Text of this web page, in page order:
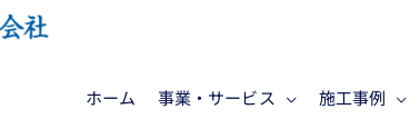
ホーム 事業・サービス 施工事例